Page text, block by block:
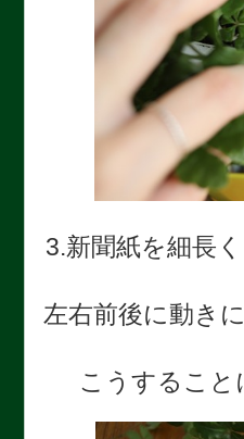
3.新聞紙を細長
左右前後に動き
こうするこ